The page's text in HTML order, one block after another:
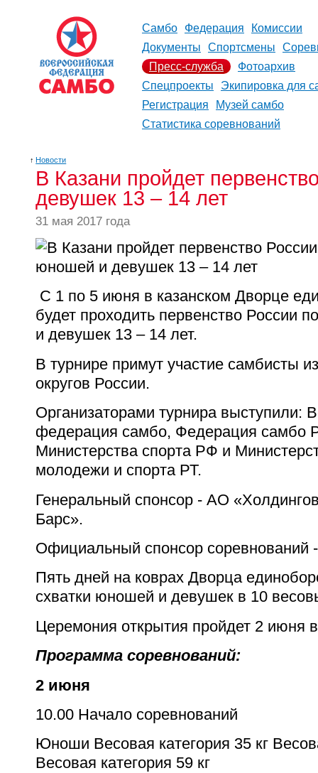
Самбо Федерация
Комиссии
Документы
Спортсмены
Пресс-служба
Фотоархив
Спецпроекты
Экипировка для
Регистрация
Музей самбо
Статистика соревнований
↑ Новости
В Казани пройдет
девушек 13 – 14 лет
31 мая 2017 года
С 1 по 5 июня в казанском Дворце
будет проходить первенство России
и девушек 13 – 14 лет.
В турнире примут участие самбисты
округов России.
Организаторами турнира выступили:
федерация самбо, Федерация самбо
Министерства спорта РФ и
молодежи и спорта РТ.
Генеральный спонсор - АО
Барс».
Официальный спонсор
Пять дней на коврах Дворца
схватки юношей и девушек в 10
Церемония открытия пройдет 2 июня
Программа соревнований:
2 июня
10.00 Начало соревнований
Юноши Весовая категория 35 кг
Весовая категория 59 кг